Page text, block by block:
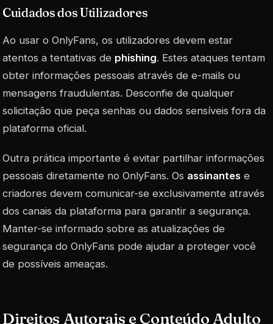
Cuidados dos Utilizadores
Ao usar o OnlyFans, os utilizadores devem estar
atentos a tentativas de phishing. Estes ataques tentam
obter informações pessoais através de e-mails ou
mensagens fraudulentas. Desconfie de qualquer
solicitação que peça senhas ou dados sensíveis fora da
plataforma oficial.
Outra prática importante é evitar partilhar informações
pessoais diretamente no OnlyFans. Os assinantes e
criadores devem comunicar-se exclusivamente através
dos canais da plataforma para garantir a segurança.
Manter-se informado sobre as atualizações de
segurança do OnlyFans pode ajudar a proteger você
de possíveis ameaças.
Direitos Autorais e Conteúdo Adulto